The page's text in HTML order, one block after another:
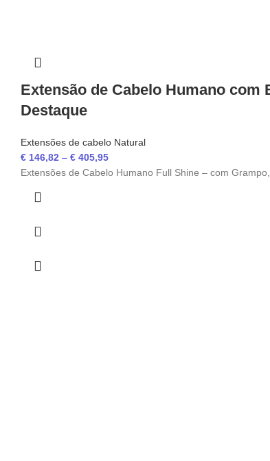
Extensão de Cabelo Humano
Destaque
Extensões de cabelo Natural
€ 146,82 – € 405,95
Extensões de Cabelo Humano Full Shine – com